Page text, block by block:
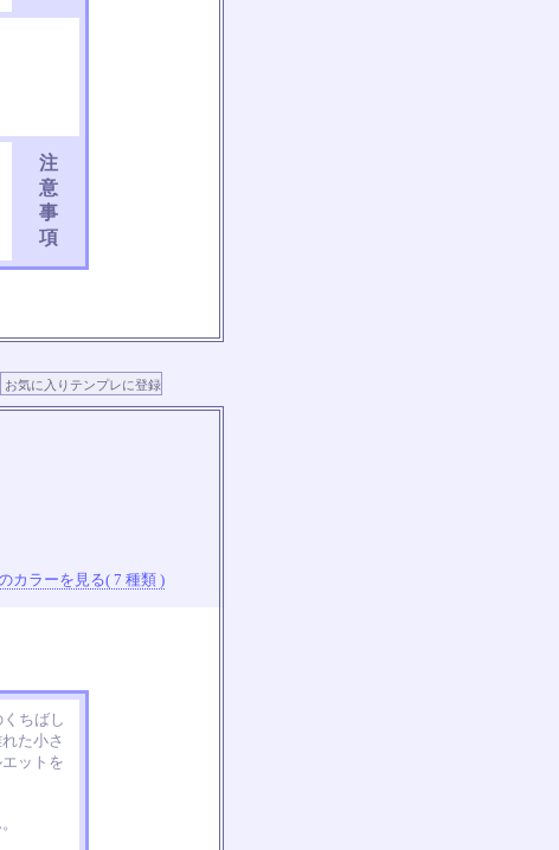
注
意
事
項
カラーを見る( 7 種類 )
ちばし
た小さ
ットを